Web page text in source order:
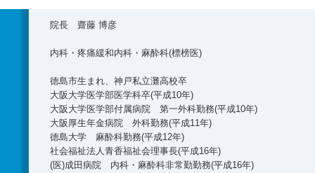
院長 齋藤 博彦
内科・疼痛緩和内科・麻酔科(標榜医)
徳島市生まれ、神戸私立灘高校卒
大阪大学医学部医学科卒(平成10年)
大阪大学医学部付属病院 第一外科勤務(平成10年)
大阪厚生年金病院 外科勤務(平成11年)
徳島大学 麻酔科勤務(平成12年)
社会福祉法人青香福祉会理事長(平成16年)
(医)成田病院 内科・麻酔科非常勤勤務(平成16年)